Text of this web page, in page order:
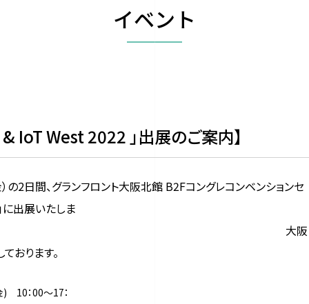
イベント
IoT West 2022 」出展のご案内】
2日間、グランフロント大阪北館 B2Fコングレコンベンションセ
出展いたしま
大阪
おります。
10：00～17：